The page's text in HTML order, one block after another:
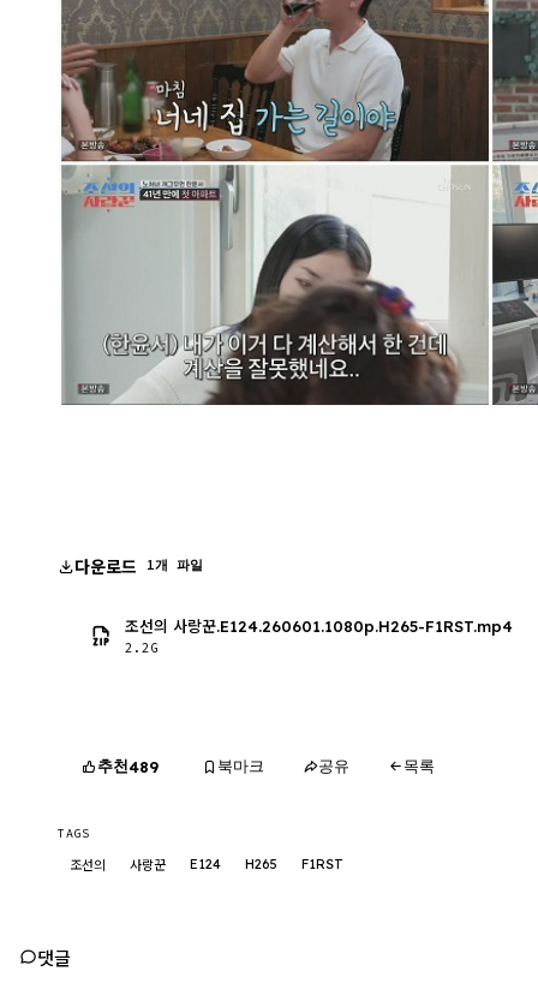
다운로드 1개 파일
조선의 사랑꾼.E124.260601.1080p.H265-F1RST.mp4
2.2G
추천489 북마크 공유 목록
TAGS
조선의 사랑꾼 E124 H265 F1RST
댓글